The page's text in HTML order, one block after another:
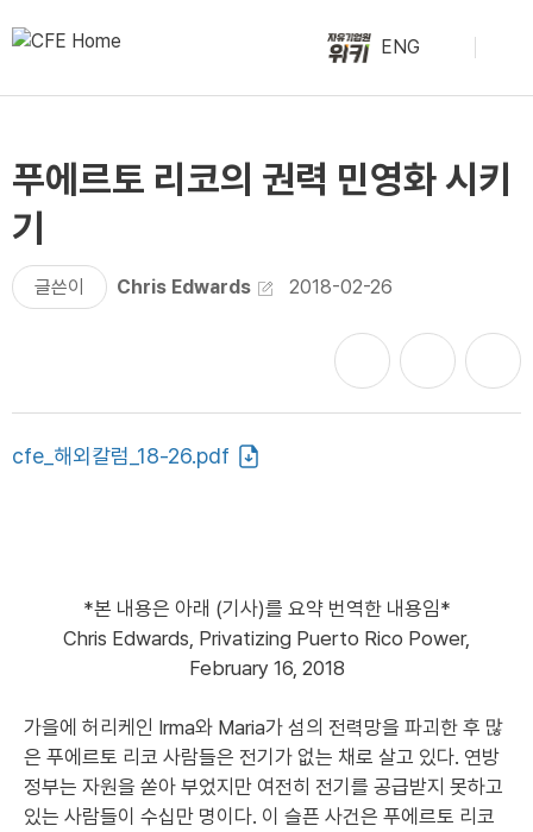
ENG
푸에르토 리코의 권력 민영화 시키
기
글쓴이 Chris Edwards 2018-02-26
cfe_해외칼럼_18-26.pdf
*본 내용은 아래 (기사)를 요약 번역한 내용임*
Chris Edwards, Privatizing Puerto Rico Power,
February 16, 2018
가을에 허리케인 Irma와 Maria가 섬의 전력망을 파괴한 후 많
은 푸에르토 리코 사람들은 전기가 없는 채로 살고 있다. 연방
정부는 자원을 쏟아 부었지만 여전히 전기를 공급받지 못하고
있는 사람들이 수십만 명이다. 이 슬픈 사건은 푸에르토 리코